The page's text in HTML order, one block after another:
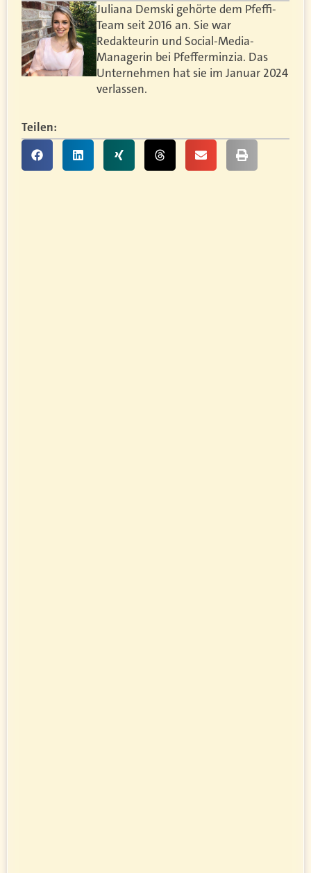
Juliana Demski gehörte dem Pfeffi-
Team seit 2016 an. Sie war
Redakteurin und Social-Media-
Managerin bei Pfefferminzia. Das
Unternehmen hat sie im Januar 2024
verlassen.
Teilen: